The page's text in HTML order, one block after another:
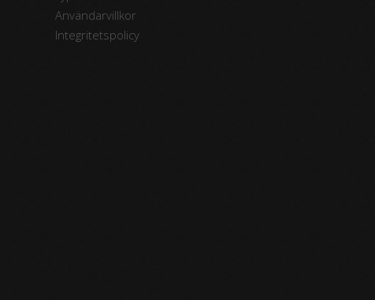
Användarvillkor
Integritetspolicy